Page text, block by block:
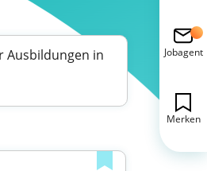
Ausbildungen in Jobagent
Merken